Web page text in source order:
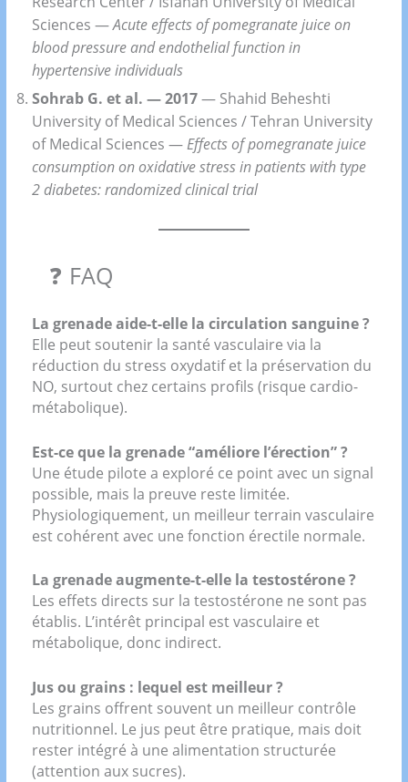
Sciences —Acute effects of pomegranate juice on
blood pressure and endothelial function in
hypertensive individuals
Sohrab G. et al. — 2017— Shahid Beheshti
University of Medical Sciences / Tehran University
of Medical Sciences —Effects of pomegranate juice
consumption on oxidative stress in patients with type
2 diabetes: randomized clinical trial
❓ FAQ
La grenade aide-t-elle la circulation sanguine ?
Elle peut soutenir la santé vasculaire via la
réduction du stress oxydatif et la préservation du
NO, surtout chez certains profils (risque cardio-
métabolique).
Est-ce que la grenade “améliore l’érection” ?
Une étude pilote a exploré ce point avec un signal
possible, mais la preuve reste limitée.
Physiologiquement, un meilleur terrain vasculaire
est cohérent avec une fonction érectile normale.
La grenade augmente-t-elle la testostérone ?
Les effets directs sur la testostérone ne sont pas
établis. L’intérêt principal est vasculaire et
métabolique, donc indirect.
Jus ou grains : lequel est meilleur ?
Les grains offrent souvent un meilleur contrôle
nutritionnel. Le jus peut être pratique, mais doit
rester intégré à une alimentation structurée
(attention aux sucres).